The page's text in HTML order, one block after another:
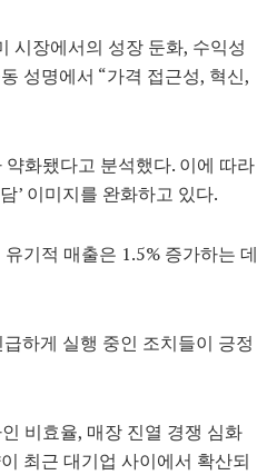
시장에서의 성장 둔화, 수익성
성명에서 “가격 접근성, 혁신,
화됐다고 분석했다. 이에 따라
’ 이미지를 완화하고 있다.
기적 매출은 1.5% 증가하는 데
하게 실행 중인 조치들이 긍정
비효율, 매장 진열 경쟁 심화
최근 대기업 사이에서 확산되